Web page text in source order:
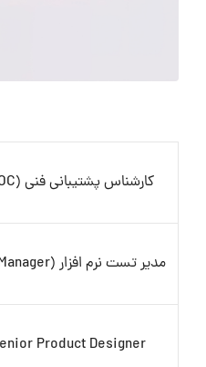
کارشناس پشتیبانی فنی (NOC)
مدیر تست نرم افزار (QA Manager)
Product Designer